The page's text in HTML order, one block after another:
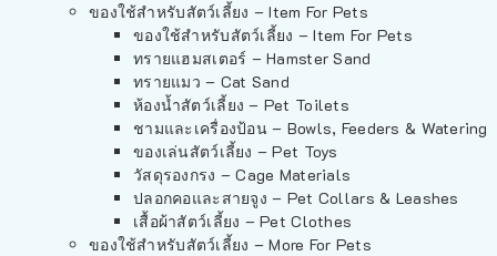
ของใช้สำหรับสัตว์เลี้ยง – Item For Pets
ของใช้สำหรับสัตว์เลี้ยง – Item For Pets
ทรายแฮมสเตอร์ – Hamster Sand
ทรายแมว – Cat Sand
ห้องน้ำสัตว์เลี้ยง – Pet Toilets
ชามและเครื่องป้อน – Bowls, Feeders & Watering
ของเล่นสัตว์เลี้ยง – Pet Toys
วัสดุรองกรง – Cage Materials
ปลอกคอและสายจูง – Pet Collars & Leashes
เสื้อผ้าสัตว์เลี้ยง – Pet Clothes
ของใช้สำหรับสัตว์เลี้ยง – More For Pets